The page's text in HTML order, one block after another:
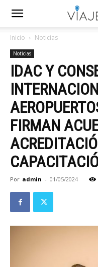
Inicio Noticias
Noticias
IDAC Y
FIRMAN
Por admin - 01/05/2024